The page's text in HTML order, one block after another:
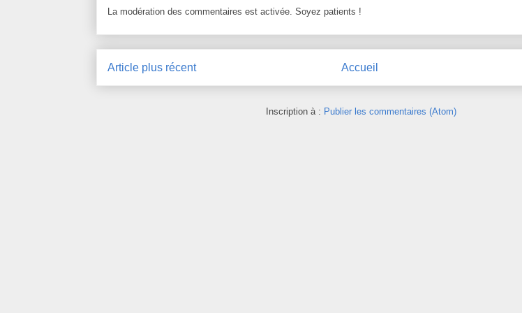
La modération des commentaires est activée. Soyez patients !
Article plus récent Accueil
Inscription à : Publier les commentaires (Atom)